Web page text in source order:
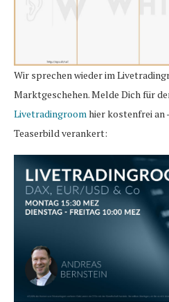
Wir sprechen wieder im
Marktgeschehen. Melde Dich für
Livetradingroomhier kostenfrei an
Teaserbild verankert: